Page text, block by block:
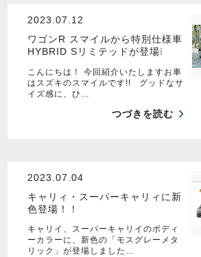
2023.07.12
ワゴンR スマイルから特別仕様車
HYBRID Sリミテッドが登場❕
こんにちは！ 今回紹介いたしますお車
はスズキのスマイルです!! グッドなサ
イズ感に、ひ…
つづきを読む
2023.07.04
キャリィ・スーパーキャリィに新
色登場！！
キャリイ、スーパーキャリイのボディ
ーカラーに、新色の「モスグレーメタ
リック」が登場しました…